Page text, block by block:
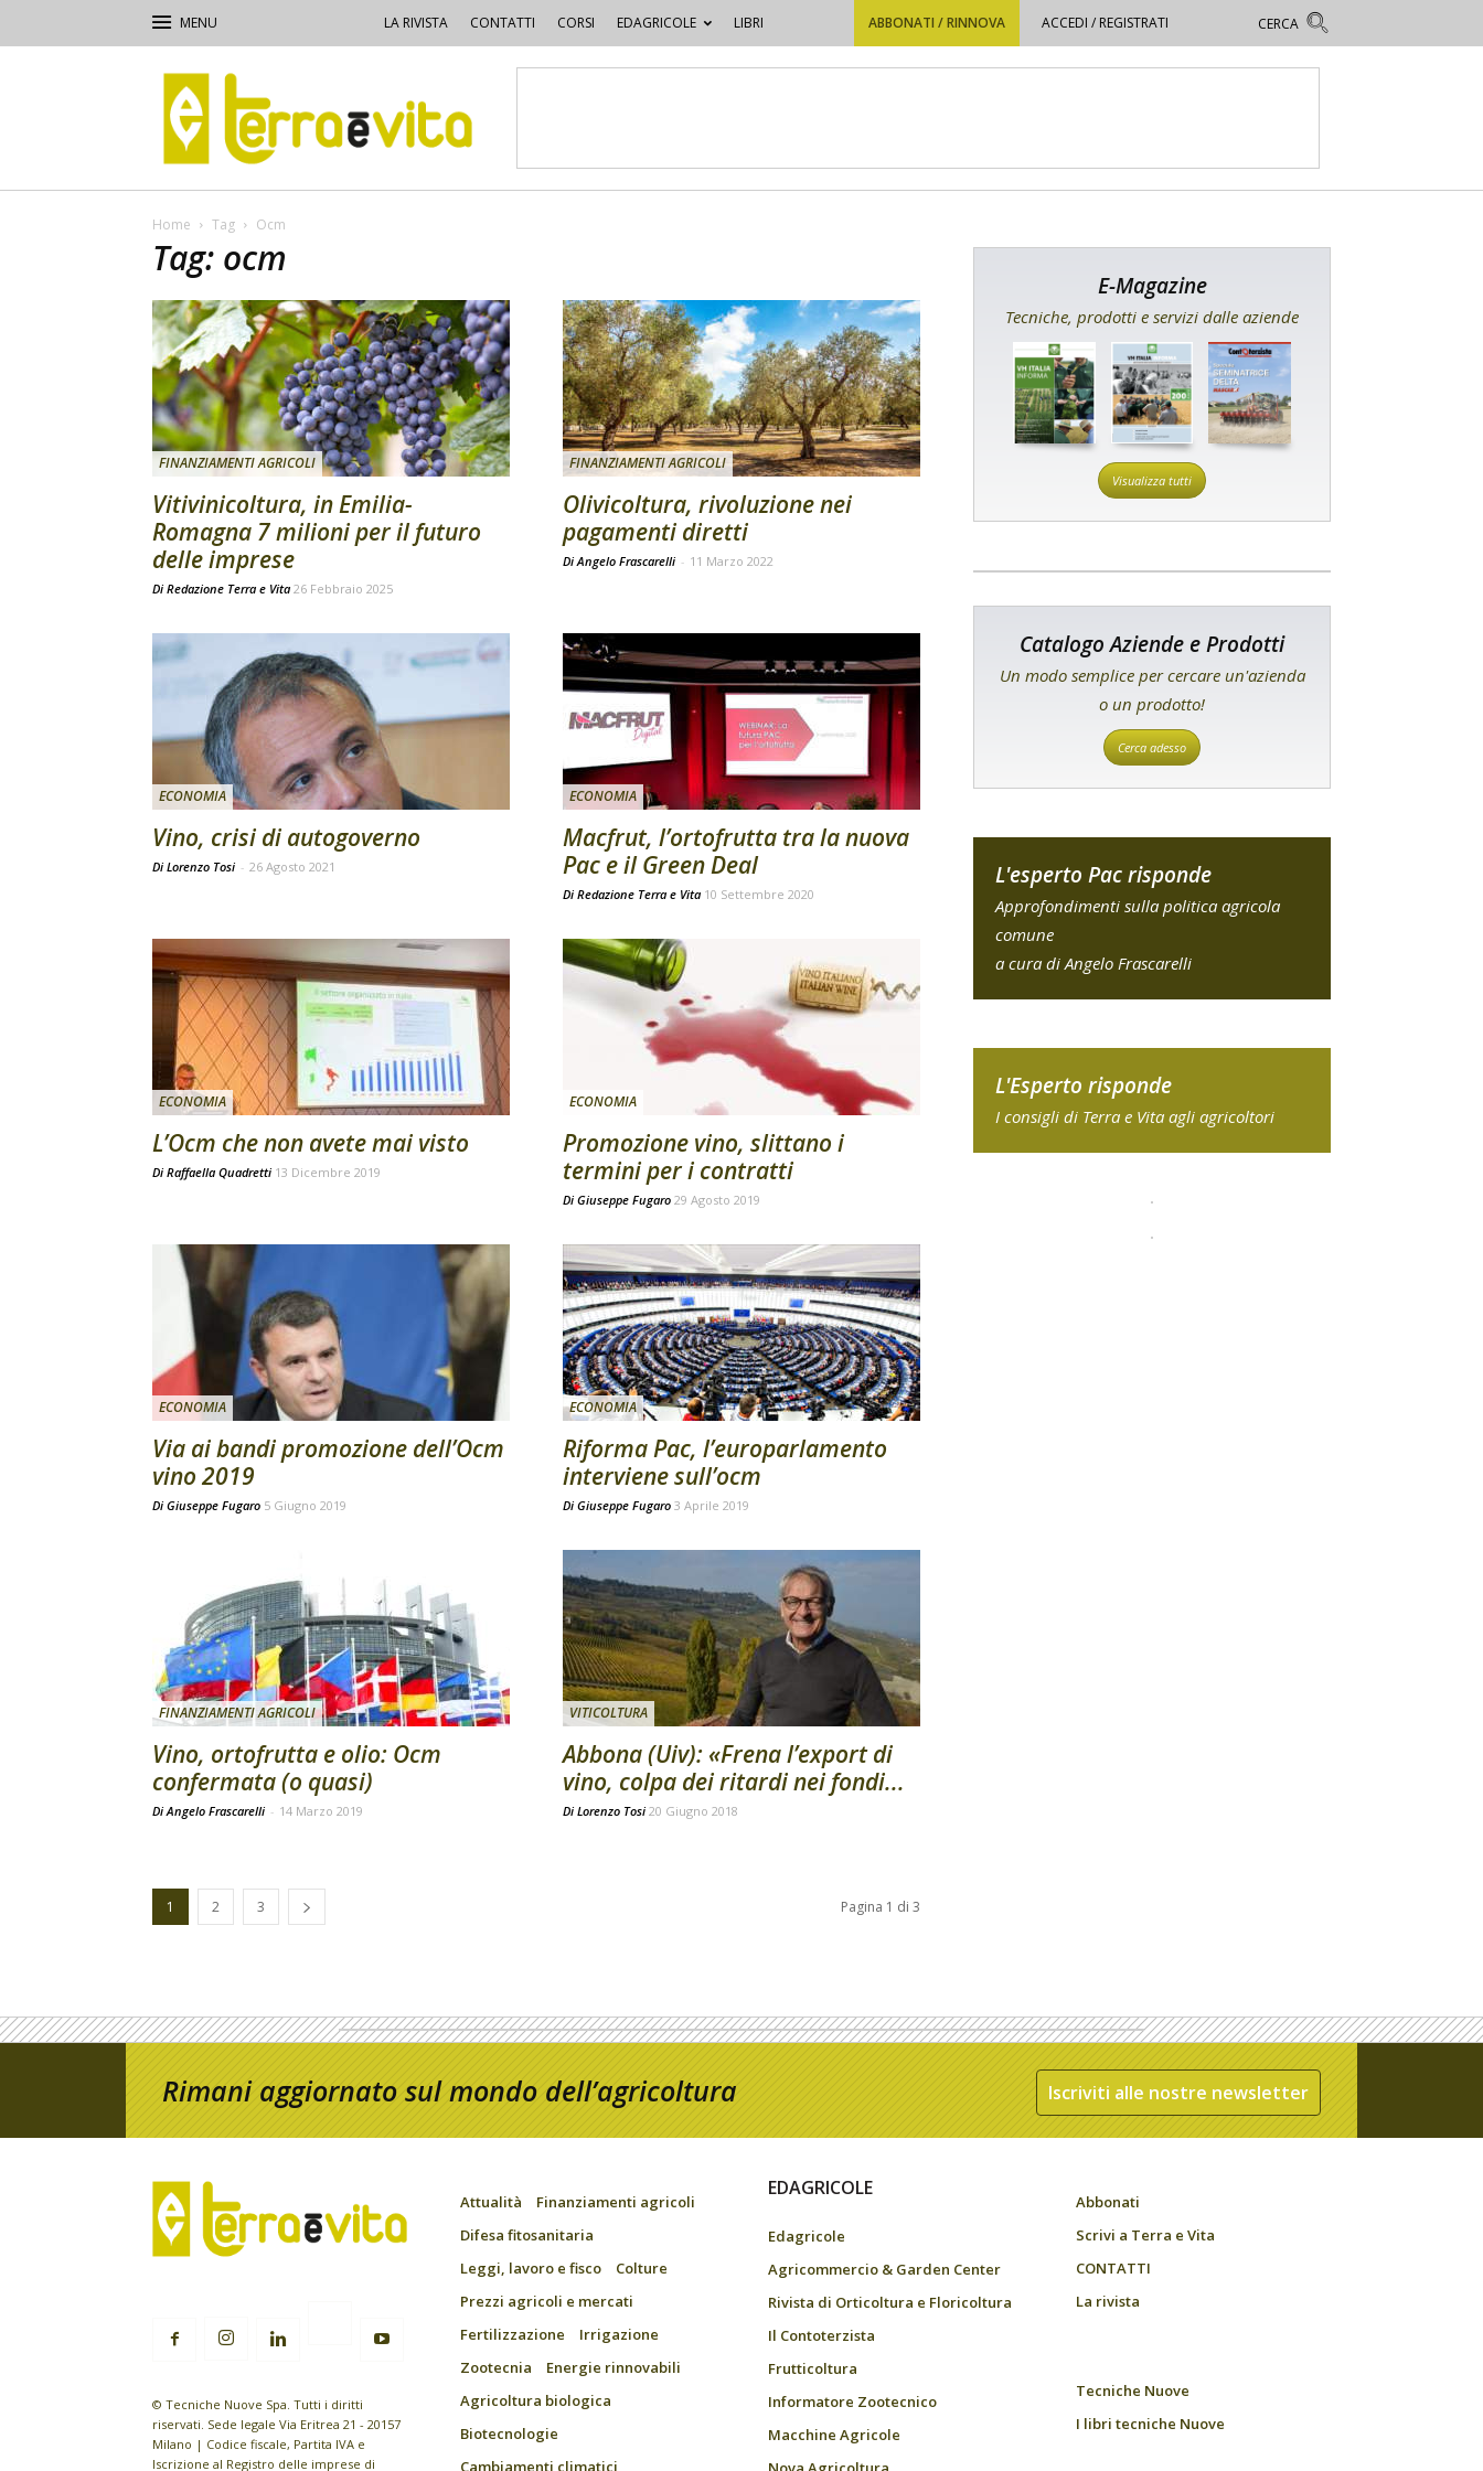
LA RIVISTA CONTATTI CORSI EDAGRICOLE LIBRI ABBONATI / RINNOVA ACCEDI / REGISTRATI
Terra
e
Vita
Home Tag Ocm
Tag: ocm
FINANZIAMENTI AGRICOLI
Vitivinicoltura, in Emilia-
Romagna 7 milioni per il futuro
delle imprese
Di Redazione Terra e Vita 26 Febbraio 2025
FINANZIAMENTI AGRICOLI
Olivicoltura, rivoluzione nei
pagamenti diretti
Di Angelo Frascarelli - 11 Marzo 2022
ECONOMIA
Vino, crisi di autogoverno
Di Lorenzo Tosi - 26 Agosto 2021
ECONOMIA
Macfrut, l’ortofrutta tra la nuova
Pac e il Green Deal
Di Redazione Terra e Vita 10 Settembre 2020
ECONOMIA
L’Ocm che non avete mai visto
Di Raffaella Quadretti 13 Dicembre 2019
ECONOMIA
Promozione vino, slittano i
termini per i contratti
Di Giuseppe Fugaro 29 Agosto 2019
ECONOMIA
Via ai bandi promozione dell’Ocm
vino 2019
Di Giuseppe Fugaro 5 Giugno 2019
ECONOMIA
Riforma Pac, l’europarlamento
interviene sull’ocm
Di Giuseppe Fugaro 3 Aprile 2019
FINANZIAMENTI AGRICOLI
Vino, ortofrutta e olio: Ocm
confermata (o quasi)
Di Angelo Frascarelli - 14 Marzo 2019
VITICOLTURA
Abbona (Uiv): «Frena l’export di
vino, colpa dei ritardi nei fondi...
Di Lorenzo Tosi 20 Giugno 2018
1 2 3 Pagina 1 di 3
E-Magazine
Tecniche, prodotti e servizi dalle aziende
Visualizza tutti
Catalogo Aziende e Prodotti
Un modo semplice per cercare un'azienda
o un prodotto!
Cerca adesso
L'esperto Pac risponde
Approfondimenti sulla politica agricola
comune
a cura di Angelo Frascarelli
L'Esperto risponde
I consigli di Terra e Vita agli agricoltori
Rimani aggiornato sul mondo dell’agricoltura Iscriviti alle nostre newsletter
© Tecniche Nuove Spa. Tutti i diritti
riservati. Sede legale Via Eritrea 21 - 20157
Milano | Codice fiscale, Partita IVA e
Iscrizione al Registro delle imprese di
Attualità
Finanziamenti agricoli
Difesa fitosanitaria
Leggi, lavoro e fisco
Colture
Prezzi agricoli e mercati
Fertilizzazione
Irrigazione
Zootecnia
Energie rinnovabili
Agricoltura biologica
Biotecnologie
Cambiamenti climatici
EDAGRICOLE
Edagricole
Agricommercio & Garden Center
Rivista di Orticoltura e Floricoltura
Il Contoterzista
Frutticoltura
Informatore Zootecnico
Macchine Agricole
Abbonati
Scrivi a Terra e Vita
CONTATTI
La rivista
Tecniche Nuove
I libri tecniche Nuove